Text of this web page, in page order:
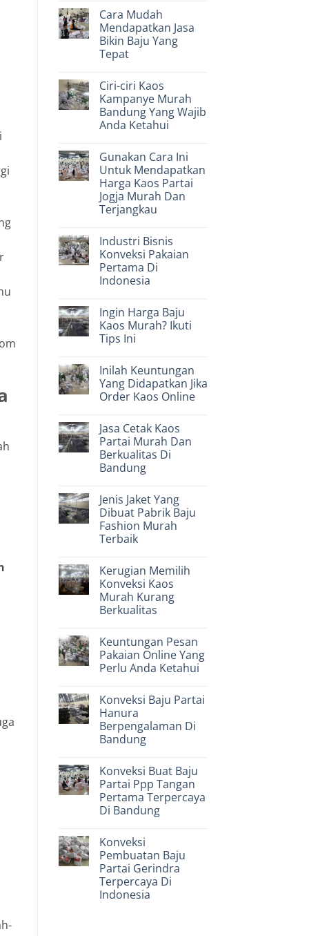
Baju
Konveksi
on
Cara
Menghemat
Biaya
Bikin
Kaos
Bandung
Cara Mudah
Mendapatkan Jasa
Bikin Baju Yang
Tepat
on
Cara
Mudah
Mendapatkan
Jasa
Bikin
Tepat
Ciri-ciri Kaos
Kampanye Murah
Bandung Yang Wajib
Anda Ketahui
on
Ciri-
ciri
Kaos
Kampanye
Murah
Bandung
Anda
Ketahui
Gunakan Cara Ini
Untuk Mendapatkan
Harga Kaos Partai
Jogja Murah Dan
Terjangkau
on
Gunakan
Cara
Ini
Untuk
Mendapatkan
Partai
Jogja
Murah
Dan
Terjangkau
Industri Bisnis
Konveksi Pakaian
Pertama Di
Indonesia
on
Industri
Bisnis
Konveksi
Pakaian
Di
Indonesia
Ingin Harga Baju
Kaos Murah? Ikuti
Tips Ini
on
Ingin
Harga
Baju
Ikuti
Tips
Ini
Inilah Keuntungan
Yang Didapatkan Jika
Order Kaos Online
on
Inilah
Keuntungan
Yang
Didapatkan
Jika
Online
Jasa Cetak Kaos
Partai Murah Dan
Berkualitas Di
Bandung
on
Jasa
Cetak
Kaos
Partai
Murah
Di
Bandung
Jenis Jaket Yang
Dibuat Pabrik Baju
Fashion Murah
Terbaik
on
Jenis
Jaket
Yang
Dibuat
Pabrik
Murah
Terbaik
Kerugian Memilih
Konveksi Kaos
Murah Kurang
Berkualitas
on
Kerugian
Memilih
Konveksi
Kurang
Berkualitas
Keuntungan Pesan
Pakaian Online Yang
Perlu Anda Ketahui
on
Keuntungan
Pesan
Pakaian
Online
Yang
Ketahui
Konveksi Baju Partai
Hanura
Berpengalaman Di
Bandung
on
Konveksi
Baju
Partai
Hanura
Berpengalaman
Konveksi Buat Baju
Partai Ppp Tangan
Pertama Terpercaya
Di Bandung
on
Konveksi
Buat
Baju
Partai
Ppp
Tangan
Konveksi
Pembuatan Baju
Partai Gerindra
Terpercaya Di
Indonesia